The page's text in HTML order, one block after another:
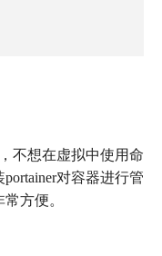
不想在虚拟中使用命
对容器进行管
方便。